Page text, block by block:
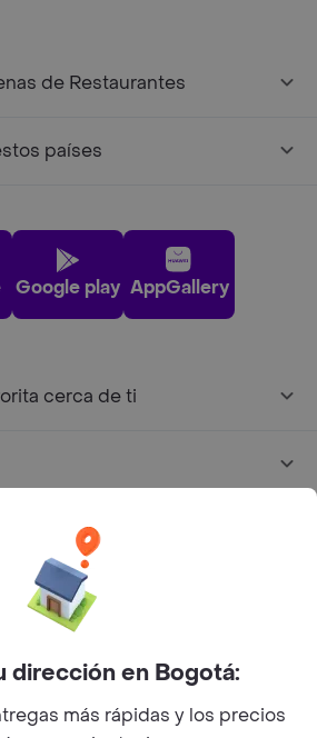
de Restaurantes
países
Google play AppGallery
cerca de ti
Facebook
Twitter
Instagram
Inc. All rights reserved.
dirección en Bogotá:
más rápidas y los precios